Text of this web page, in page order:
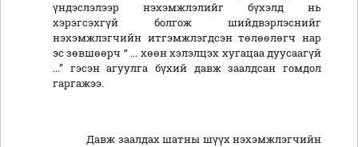
үндэслэлээр нэхэмжлэлийг бүхэлд нь
хэрэгсэхгүй болгож шийдвэрлэснийг
нэхэмжлэгчийн итгэмжлэгдсэн төлөөлөгч нар
эс зөвшөөрч “ ... хөөн хэлэлцэх хугацаа дуусаагүй
...” гэсэн агуулга бүхий давж заалдсан гомдол
гаргажээ.
Давж заалдах шатны шүүх нэхэмжлэгчийн